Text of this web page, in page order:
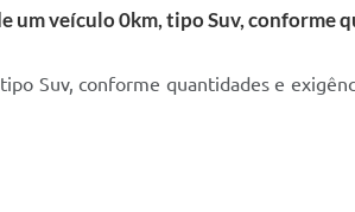
um veículo 0km, tipo Suv, conforme
Suv, conforme quantidades e